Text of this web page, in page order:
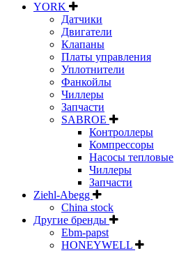
YORK
Датчики
Двигатели
Клапаны
Платы управления
Уплотнители
Фанкойлы
Чиллеры
Запчасти
SABROE
Контроллеры
Компрессоры
Насосы тепловые
Чиллеры
Запчасти
Ziehl-Abegg
China stock
Другие бренды
Ebm-papst
HONEYWELL